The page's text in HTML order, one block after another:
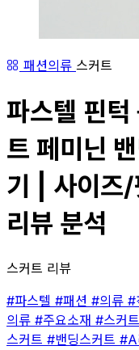
패션의류 스커트
파스텔 핀턱
트 페미닌
기 | 사이즈
리뷰 분석
스커트 리뷰
#파스텔 #패션 #의류 #
의류 #주요소재 #스커
스커트 #밴딩스커트 #A